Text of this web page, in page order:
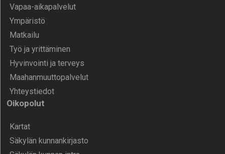
Vapaa-aika­palvelut
Ympä­ristö
Mat­kailu
Työ ja yrittä­minen
Hyvinvointi ja terveys
Maahanmuuttopalvelut
Yhteystiedot
Oikopolut
Kartat
Säkylän kunnankirjasto